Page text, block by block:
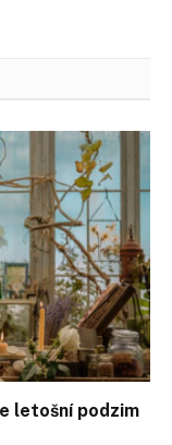
letošní podzim